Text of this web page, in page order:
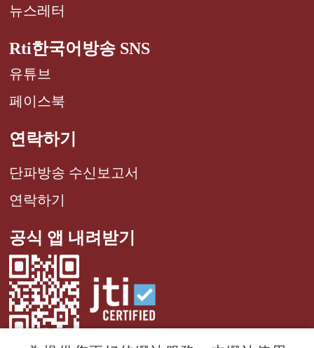
뉴스레터
Rti한국어방송 SNS
유튜브
페이스북
연락하기
단파방송 수신보고서
연락하기
공식 앱 내려받기